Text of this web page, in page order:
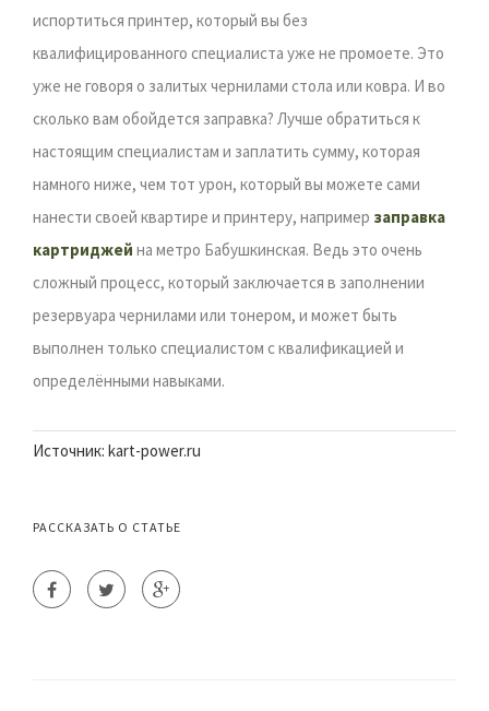
испортиться принтер, который вы без
квалифицированного специалиста уже не промоете. Это
уже не говоря о залитых чернилами стола или ковра. И во
сколько вам обойдется заправка? Лучше обратиться к
настоящим специалистам и заплатить сумму, которая
намного ниже, чем тот урон, который вы можете сами
нанести своей квартире и принтеру, например заправка
картриджей на метро Бабушкинская. Ведь это очень
сложный процесс, который заключается в заполнении
резервуара чернилами или тонером, и может быть
выполнен только специалистом с квалификацией и
определёнными навыками.
Источник: kart-power.ru
РАССКАЗАТЬ О СТАТЬЕ